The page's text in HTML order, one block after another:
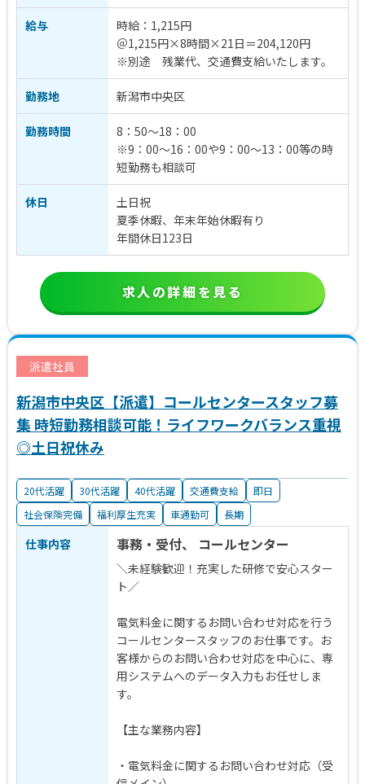
給与
時給：1,215円
＠1,215円×8時間×21日＝204,120円
※別途 残業代、交通費支給いたします。
勤務地 新潟市中央区
勤務時間
8：50～18：00
※9：00～16：00や9：00～13：00等の時
短勤務も相談可
休日
土日祝
夏季休暇、年末年始休暇有り
年間休日123日
求人の詳細を見る
派遣社員
新潟市中央区【派遣】コールセンタースタッフ募
集 時短勤務相談可能！ライフワークバランス重視
◎土日祝休み
20代活躍 30代活躍 40代活躍 交通費支給
即日
社会保険完備
福利厚生充実 車通勤可 長期
仕事内容 事務・受付、 コールセンター
＼未経験歓迎！充実した研修で安心スター
ト／
電気料金に関するお問い合わせ対応を行う
コールセンタースタッフのお仕事です。お
客様からのお問い合わせ対応を中心に、専
用システムへのデータ入力もお任せしま
す。
【主な業務内容】
・電気料金に関するお問い合わせ対応（受